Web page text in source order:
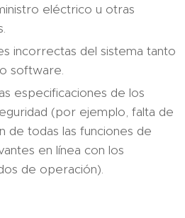
eléctrico u otras
incorrectas del sistema tanto
software.
especificaciones de los
(por ejemplo, falta de
de todas las funciones de
en línea con los
de operación).